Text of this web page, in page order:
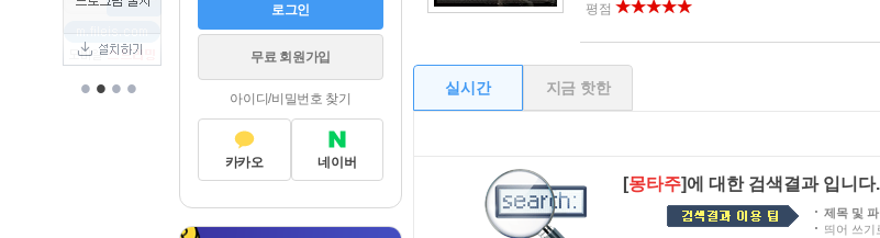
••••
무료 회원가입
아이디/비밀번호 찾기
카카오 네이버
평점
실시간 지금 핫한
[몽타주]에 대한 검색결과 입니다.
제목 및
띄어 쓰기